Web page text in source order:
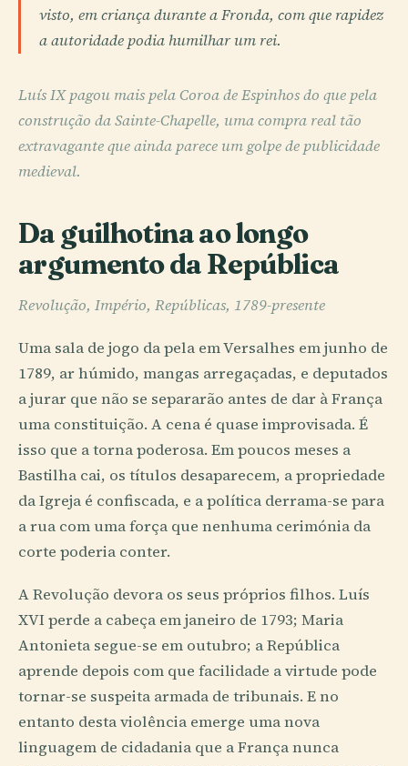
visto, em criança durante a Fronda, com que rapidez
a autoridade podia humilhar um rei.
Luís IX pagou mais pela Coroa de Espinhos do que pela
construção da Sainte-Chapelle, uma compra real tão
extravagante que ainda parece um golpe de publicidade
medieval.
Da guilhotina ao longo
argumento da República
Revolução, Império, Repúblicas, 1789-presente
Uma sala de jogo da pela em Versalhes em junho de
1789, ar húmido, mangas arregaçadas, e deputados
a jurar que não se separarão antes de dar à França
uma constituição. A cena é quase improvisada. É
isso que a torna poderosa. Em poucos meses a
Bastilha cai, os títulos desaparecem, a propriedade
da Igreja é confiscada, e a política derrama-se para
a rua com uma força que nenhuma cerimónia da
corte poderia conter.
A Revolução devora os seus próprios filhos. Luís
XVI perde a cabeça em janeiro de 1793; Maria
Antonieta segue-se em outubro; a República
aprende depois com que facilidade a virtude pode
tornar-se suspeita armada de tribunais. E no
entanto desta violência emerge uma nova
linguagem de cidadania que a França nunca